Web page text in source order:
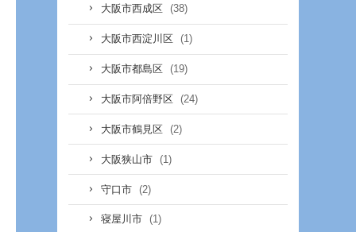
大阪市西成区 (38)
大阪市西淀川区 (1)
大阪市都島区 (19)
大阪市阿倍野区 (24)
大阪市鶴見区 (2)
大阪狭山市 (1)
守口市 (2)
寝屋川市 (1)